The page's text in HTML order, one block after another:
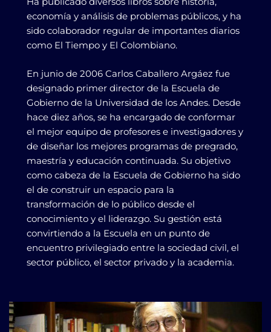
economía y análisis de problemas públicos, y ha
sido colaborador regular de importantes diarios
como El Tiempo y El Colombiano.
En junio de 2006 Carlos Caballero Argáez fue
designado primer director de la Escuela de
Gobierno de la Universidad de los Andes. Desde
hace diez años, se ha encargado de conformar
el mejor equipo de profesores e investigadores y
de diseñar los mejores programas de pregrado,
maestría y educación continuada. Su objetivo
como cabeza de la Escuela de Gobierno ha sido
el de construir un espacio para la
transformación de lo público desde el
conocimiento y el liderazgo. Su gestión está
convirtiendo a la Escuela en un punto de
encuentro privilegiado entre la sociedad civil, el
sector público, el sector privado y la academia.